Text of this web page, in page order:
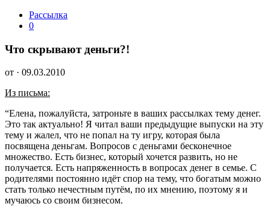
Рассылка
0
Что скрывают деньги?!
от · 09.03.2010
Из письма:
“Елена, пожалуйста, затроньте в ваших рассылках тему денег.
Это так актуально! Я читал ваши предыдущие выпуски на эту
тему и жалел, что не попал на ту игру, которая была
посвящена деньгам. Вопросов с деньгами бесконечное
множество. Есть бизнес, который хочется развить, но не
получается. Есть напряженность в вопросах денег в семье. С
родителями постоянно идёт спор на тему, что богатым можно
стать только нечестным путём, по их мнению, поэтому я и
мучаюсь со своим бизнесом.